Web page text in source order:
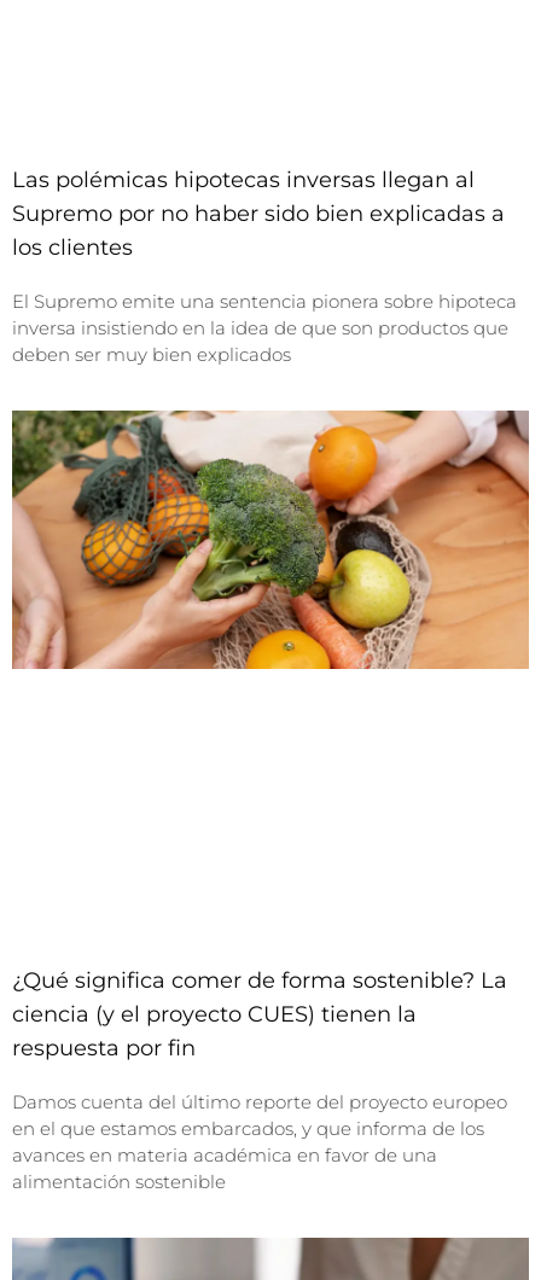
Las polémicas hipotecas inversas llegan al
Supremo por no haber sido bien explicadas a
los clientes
El Supremo emite una sentencia pionera sobre hipoteca
inversa insistiendo en la idea de que son productos que
deben ser muy bien explicados
¿Qué significa comer de forma sostenible? La
ciencia (y el proyecto CUES) tienen la
respuesta por fin
Damos cuenta del último reporte del proyecto europeo
en el que estamos embarcados, y que informa de los
avances en materia académica en favor de una
alimentación sostenible